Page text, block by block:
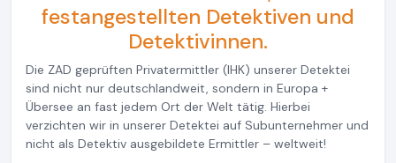
festangestellten Detektiven und
Detektivinnen.
Die ZAD geprüften Privatermittler (IHK) unserer Detektei
sind nicht nur deutschlandweit, sondern in Europa +
Übersee an fast jedem Ort der Welt tätig. Hierbei
verzichten wir in unserer Detektei auf Subunternehmer und
nicht als Detektiv ausgebildete Ermittler – weltweit!